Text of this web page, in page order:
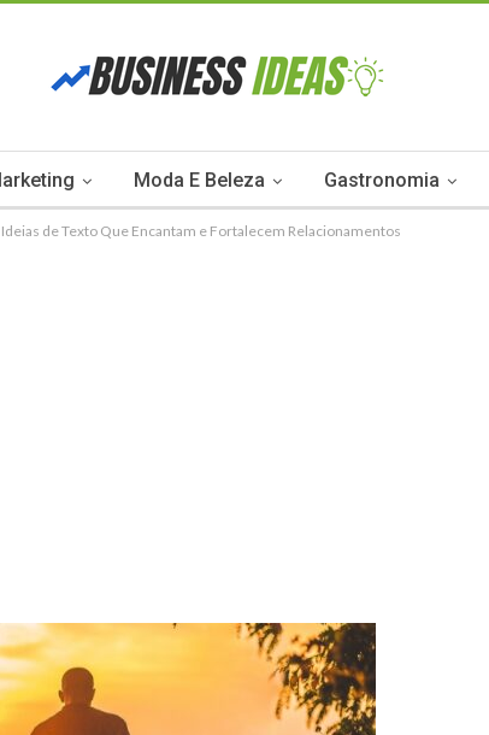
Moda E Beleza Gastronomia
de Texto Que Encantam e Fortalecem Relacionamentos